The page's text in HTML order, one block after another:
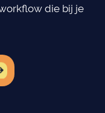
die bij je